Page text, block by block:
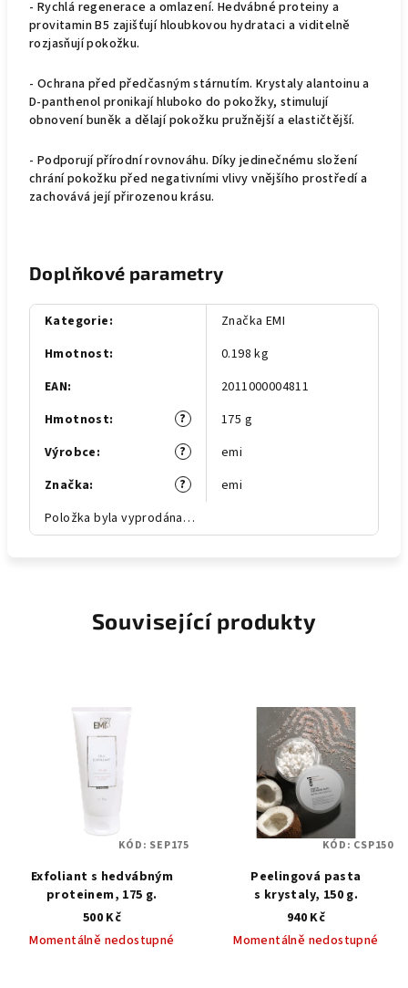
- Rychlá regenerace a omlazení. Hedvábné proteiny a
provitamin B5 zajišťují hloubkovou hydrataci a viditelně
rozjasňují pokožku.
- Ochrana před předčasným stárnutím. Krystaly alantoinu a
D-panthenol pronikají hluboko do pokožky, stimulují
obnovení buněk a dělají pokožku pružnější a elastičtější.
- Podporují přírodní rovnováhu. Díky jedinečnému složení
chrání pokožku před negativními vlivy vnějšího prostředí a
zachovává její přirozenou krásu.
Doplňkové parametry
Kategorie:
Značka EMI
Hmotnost:
0.198 kg
EAN:
2011000004811
?
Hmotnost:
175 g
?
Výrobce:
emi
?
Značka:
emi
Položka byla vyprodána…
Související produkty
Exfoliant s hedvábným
proteinem, 175 g.
500 Kč
Momentálně nedostupné
KÓD: SEP175
Peelingová pasta
s krystaly, 150 g.
940 Kč
Momentálně nedostupné
KÓD: CSP150